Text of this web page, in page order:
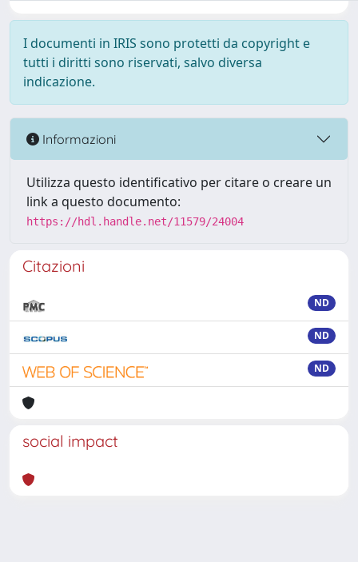
I documenti in IRIS sono protetti da copyright e
tutti i diritti sono riservati, salvo diversa
indicazione.
Informazioni
Utilizza questo identificativo per citare o creare un
link a questo documento:
https://hdl.handle.net/11579/24004
Citazioni
ND
ND
ND
social impact